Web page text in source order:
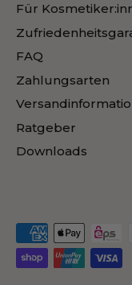
Für
FAQ
Zahlungsarten
Ratgeber
Downloads